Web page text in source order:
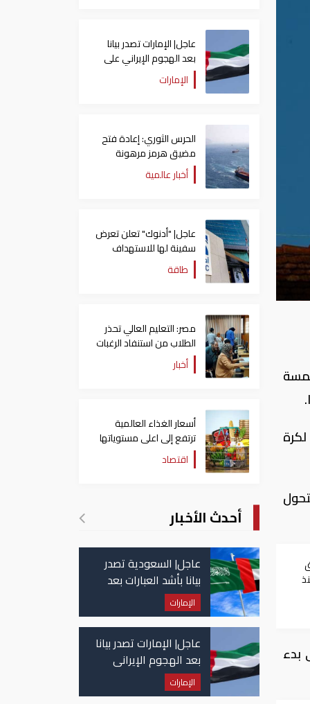
الخمسة
من ملعب لكرة
بدء
عاجل| الإمارات تصدر بيانا
بعد الهجوم الإيراني على
سفينة تابعة لـ"أدنوك"
الإمارات
الحرس الثوري: إعادة فتح
مضيق هرمز مرهونة
بقبول واشنطن الكامل
لشروط طهران
أخبار عالمية
عاجل| "أدنوك" تعلن تعرض
سفينة لها للاستهداف
بصاروخ في مضيق هرمز
طاقة
مصر: التعليم العالي تحذر
الطلاب من استنفاد الرغبات
قبل غلق التسجيل
أخبار
أسعار الغذاء العالمية
ترتفع إلى اعلى مستوياتها
منذ 3 سنواتاقتصاد
أحدث الأخبار
عاجل| السعودية تصدر
بيانا بأشد العبارات بعد
استهداف إيران لناقلة
إماراتية
الإمارات
عاجل| الإمارات تصدر بيانا
بعد الهجوم الإيراني
على سفينة تابعة
لـ"أدنوك"
الإمارات